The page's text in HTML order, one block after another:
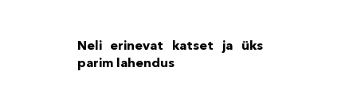
Neli erinevat katset ja üks
parim lahendus